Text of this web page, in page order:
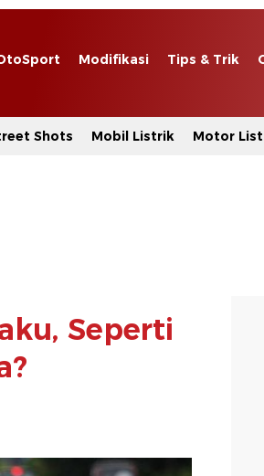
Modifikasi Tips & Trik
Shots Mobil Listrik Motor
Seperti